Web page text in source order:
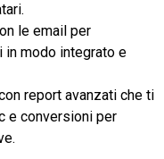
le email per
in modo integrato e
report avanzati che ti
e conversioni per